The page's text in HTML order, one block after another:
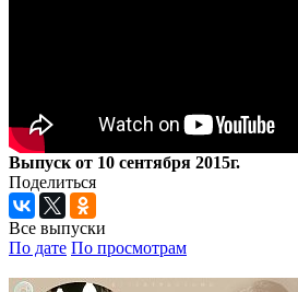
Выпуск от 10 сентября 2015г.
Поделиться
Все выпуски
По дате По просмотрам